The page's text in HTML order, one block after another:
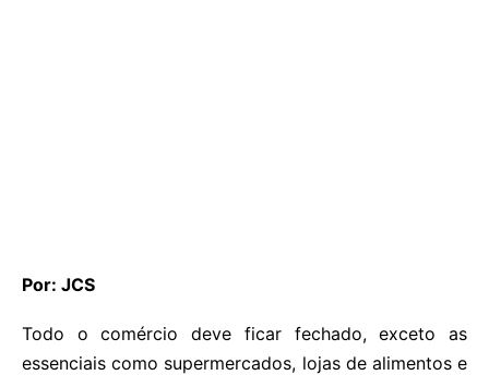
Por: JCS
Todo o comércio deve ficar fechado, exceto as
essenciais como supermercados, lojas de alimentos e